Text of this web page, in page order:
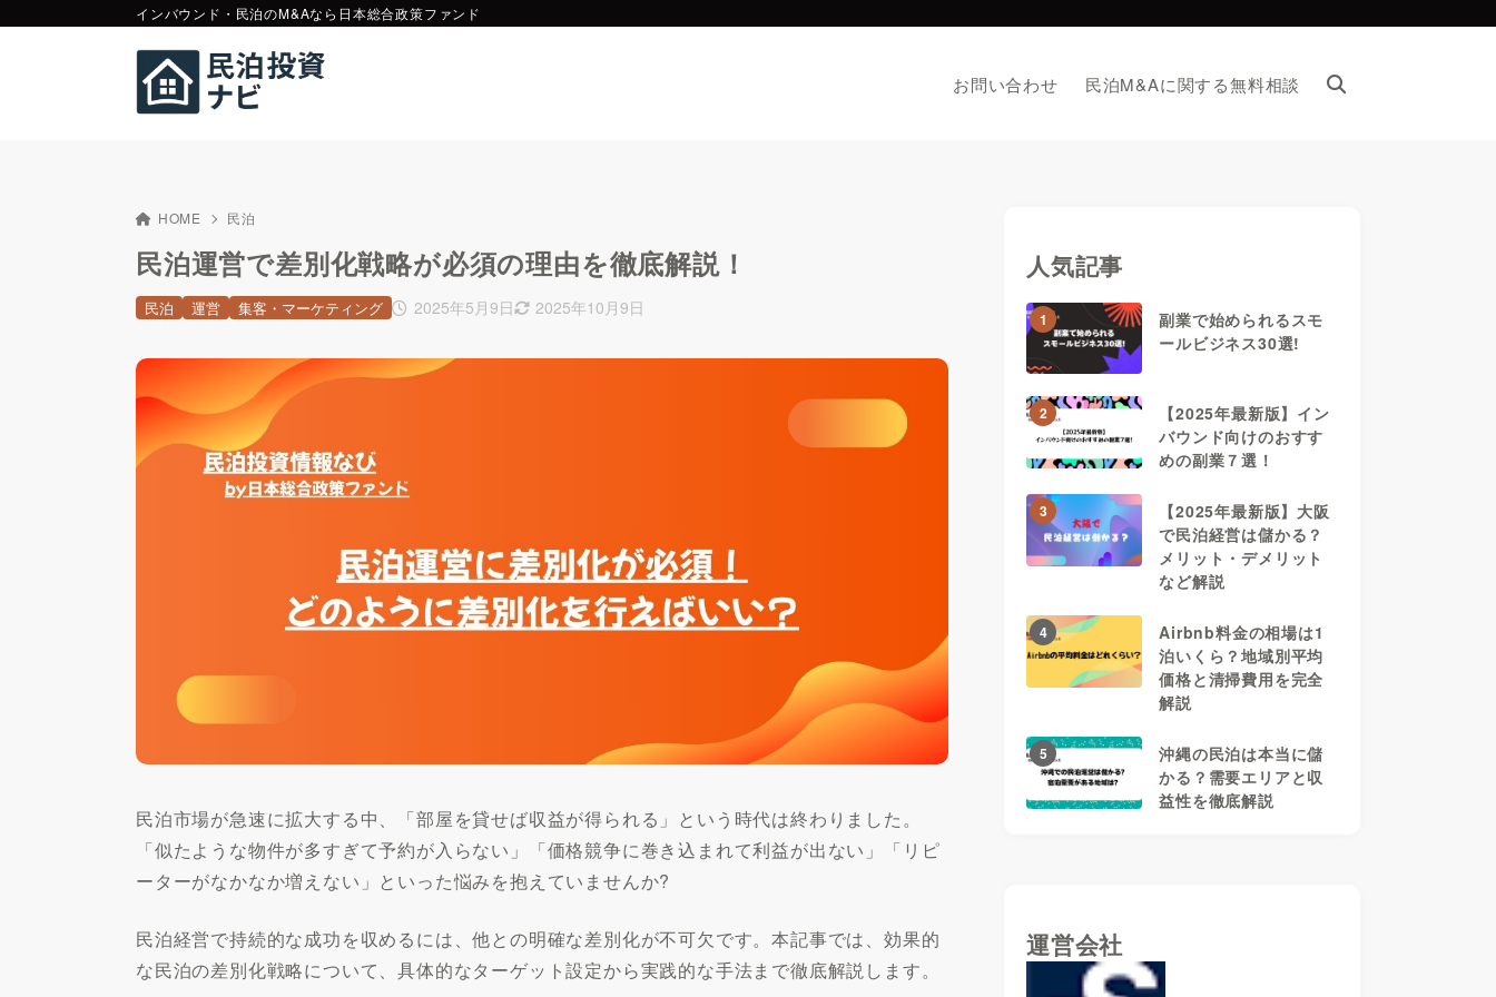
インバウンド・民泊のM&Aなら日本総合政策ファンド
お問い合わせ 民泊M&Aに関する無料相談
HOME 民泊
民泊運営で差別化戦略が必須の理由を徹底解説！
2025年5月9日 2025年10月9日
民泊 運営 集客・マーケティング
民泊市場が急速に拡大する中、「部屋を貸せば収益が得られる」という時代は終わりました。
「似たような物件が多すぎて予約が入らない」「価格競争に巻き込まれて利益が出ない」「リピ
ーターがなかなか増えない」といった悩みを抱えていませんか?
民泊経営で持続的な成功を収めるには、他との明確な差別化が不可欠です。本記事では、効果的
な民泊の差別化戦略について、具体的なターゲット設定から実践的な手法まで徹底解説します。
人気記事
1
副業で始められるスモ
ールビジネス30選!
2
【2025年最新版】イン
バウンド向けのおすす
めの副業７選！
3
【2025年最新版】大阪
で民泊経営は儲かる？
メリット・デメリット
など解説
4
Airbnb料金の相場は1
泊いくら？地域別平均
価格と清掃費用を完全
解説
5
沖縄の民泊は本当に儲
かる？需要エリアと収
益性を徹底解説
運営会社